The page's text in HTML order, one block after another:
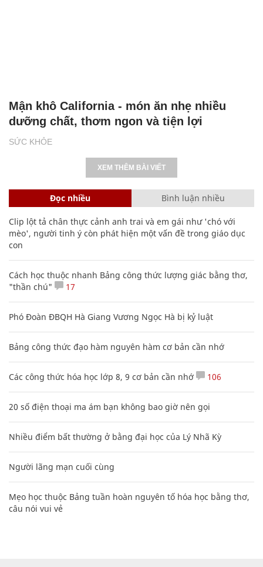
SỨC KHỎE
Mận khô California - món ăn nhẹ nhiều
dưỡng chất, thơm ngon và tiện lợi
XEM THÊM BÀI VIẾT
Đọc nhiều Bình luận nhiều
Clip lột tả chân thực cảnh anh trai và em gái như 'chó với
mèo', người tinh ý còn phát hiện một vấn đề trong giáo dục
con
Cách học thuộc nhanh Bảng công thức lượng giác bằng thơ,
"thần chú"
17
Phó Đoàn ĐBQH Hà Giang Vương Ngọc Hà bị kỷ luật
Bảng công thức đạo hàm nguyên hàm cơ bản cần nhớ
Các công thức hóa học lớp 8, 9 cơ bản cần nhớ 106
20 số điện thoại ma ám bạn không bao giờ nên gọi
Nhiều điểm bất thường ở bằng đại học của Lý Nhã Kỳ
Người lãng mạn cuối cùng
Mẹo học thuộc Bảng tuần hoàn nguyên tố hóa học bằng thơ,
câu nói vui vẻ